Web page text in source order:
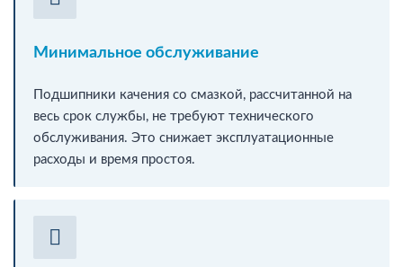
Минимальное обслуживание
Подшипники качения со смазкой, рассчитанной на
весь срок службы, не требуют технического
обслуживания. Это снижает эксплуатационные
расходы и время простоя.